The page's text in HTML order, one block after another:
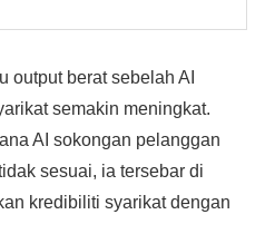
output berat sebelah AI
semakin meningkat.
AI sokongan pelanggan
sesuai, ia tersebar di
kredibiliti syarikat dengan